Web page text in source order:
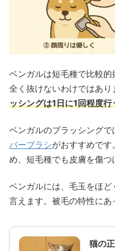
ベンガルは短毛種で比較的
全く抜けないわけではあり
ッシングは1日に1回程度
ベンガルのブラッシング
バーブラシがおすすめです
め、短毛種でも皮膚を傷つ
ベンガルには、毛玉をほ
言えます。被毛の特性にあ
猫の